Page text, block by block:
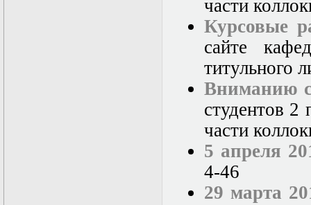
части
Курсовые
сайте
титульного
Вниманию
студентов
части
5 апреля
4-46
29 марта